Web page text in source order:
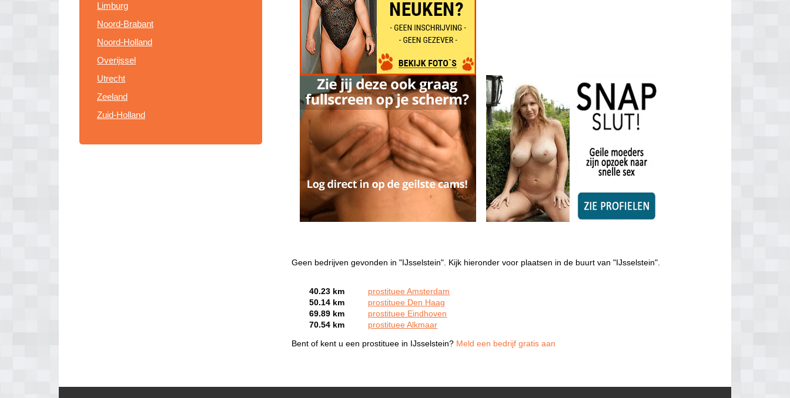
Limburg
Noord-Brabant
Noord-Holland
Overijssel
Utrecht
Zeeland
Zuid-Holland
Geen bedrijven gevonden in "IJsselstein". Kijk hieronder voor plaatsen in de buurt van "IJsselstein".
40.23 km
prostituee Amsterdam
50.14 km
prostituee Den Haag
69.89 km
prostituee Eindhoven
70.54 km
prostituee Alkmaar
Bent of kent u een prostituee in IJsselstein? Meld een bedrijf gratis aan